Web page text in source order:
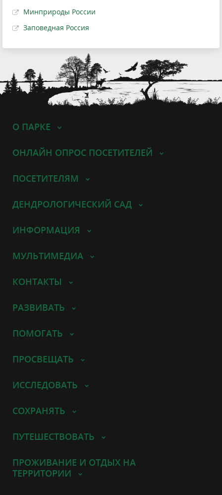
Минприроды России
Заповедная Россия
О ПАРКЕ
ОНЛАЙН ОПРОС ПОСЕТИТЕЛЕЙ
ПОСЕТИТЕЛЯМ
ДЕНДРОЛОГИЧЕСКИЙ САД
ИНФОРМАЦИЯ
МУЛЬТИМЕДИА
КОНТАКТЫ
РАЗВИВАТЬ
ПОМОГАТЬ
ПРОСВЕЩАТЬ
ИССЛЕДОВАТЬ
СОХРАНЯТЬ
ПУТЕШЕСТВОВАТЬ
ПРОЖИВАНИЕ И ОТДЫХ НА
ТЕРРИТОРИИ